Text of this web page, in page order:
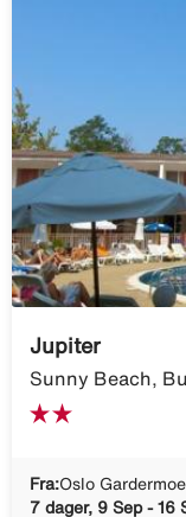
Jupiter
Sunny Beach,
Fra:Oslo
7 dager, 9 Sep - 16